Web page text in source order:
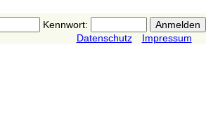
Kennwort:
Datenschutz
Impressum